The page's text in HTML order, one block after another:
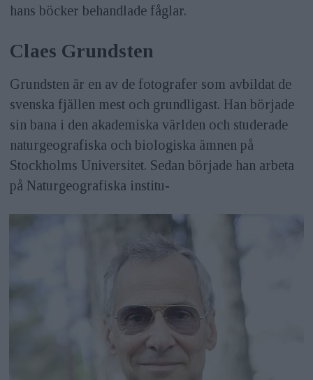
hans böcker behandlade fåglar.
Claes Grundsten
Grundsten är en av de fotografer som avbildat de
svenska fjällen mest och grundligast. Han började
sin bana i den akademiska världen och studerade
naturgeografiska och biologiska ämnen på
Stockholms Universitet. Sedan började han arbeta
på Naturgeografiska institu-